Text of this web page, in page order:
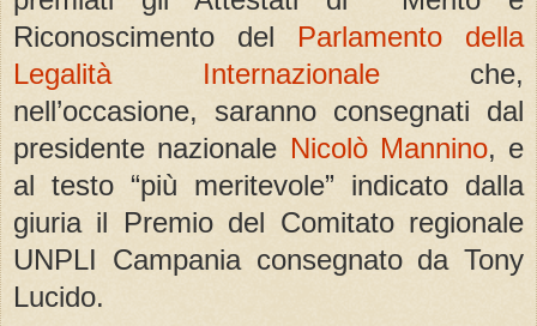
Riconoscimento del Parlamento della
Legalità Internazionaleche,
nell’occasione, saranno consegnati dal
presidente nazionale Nicolò Mannino, e
al testo “più meritevole” indicato dalla
giuria il Premio del Comitato regionale
UNPLI Campania consegnato da Tony
Lucido.